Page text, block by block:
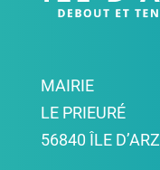
MAIRIE
LE PRIEURÉ
56840 ÎLE D’ARZ